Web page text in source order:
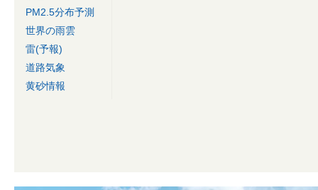
PM2.5分布予測
世界の雨雲
雷(予報)
道路気象
黄砂情報